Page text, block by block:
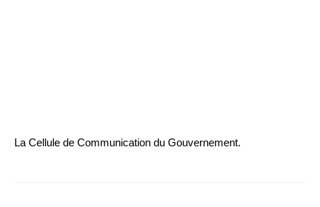
La Cellule de Communication du Gouvernement.